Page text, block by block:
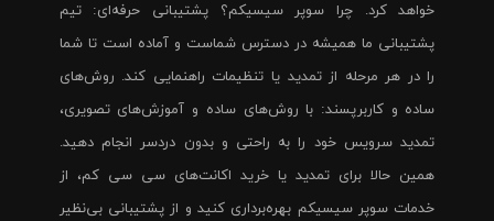
خواهد کرد. چرا سوپر سیسیکم؟ پشتیبانی حرفه‌ای: تیم
پشتیبانی ما همیشه در دسترس شماست و آماده است تا شما
را در هر مرحله از تمدید یا تنظیمات راهنمایی کند. روش‌های
ساده و کاربرپسند: با روش‌های ساده و آموزش‌های تصویری،
تمدید سرویس خود را به راحتی و بدون دردسر انجام دهید.
همین حالا برای تمدید یا خرید اکانت‌های سی سی کم، از
خدمات سوپر سیسیکم بهره‌برداری کنید و از پشتیبانی بی‌نظیر